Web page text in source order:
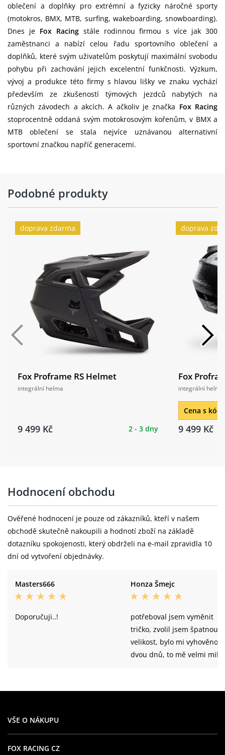
oblečení a doplňky pro extrémní a fyzicky náročné sporty
(motokros, BMX, MTB, surfing, wakeboarding, snowboarding).
Dnes je Fox Racingstále rodinnou firmou s více jak 300
zaměstnanci a nabízí celou řadu sportovního oblečení a
doplňků, které svým uživatelům poskytují maximální svobodu
pohybu při zachování jejich excelentní funkčnosti. Výzkum,
vývoj a produkce této firmy s hlavou lišky ve znaku vychází
především ze zkušeností týmových jezdců nabytých na
různých závodech a akcích. A ačkoliv je značka Fox Racing
stoprocentně oddaná svým motokrosovým kořenům, v BMX a
MTB oblečení se stala nejvíce uznávanou alternativní
sportovní značkou napříč generacemi.
Podobné produkty
doprava zdarma
Fox Proframe RS Helmet
integrální helma
9 499 Kč 2 - 3 dny
doprava
Fox
integrální helma
Cena s
9 499 Kč
Hodnocení obchodu
Ověřené hodnocení je pouze od zákazníků, kteří v našem
obchodě skutečně nakoupili a hodnotí zboží na základě
dotazníku spokojenosti, který obdrželi na e-mail zpravidla 10
dní od vytvoření objednávky.
Masters666
Doporučuji..!
Honza Šmejc
potřeboval jsem vyměnit
tričko, zvolil jsem špatnou
velikost, bylo mi vyhověno
dvou dnů, to mě velmi mile
kvalitní sportovní zboží,
VŠE O NÁKUPU
FOX RACING CZ